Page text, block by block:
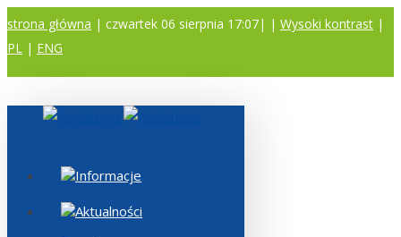
strona główna | czwartek 06 sierpnia 17:07| | Wysoki kontrast |
PL | ENG
Informacje
Aktualności